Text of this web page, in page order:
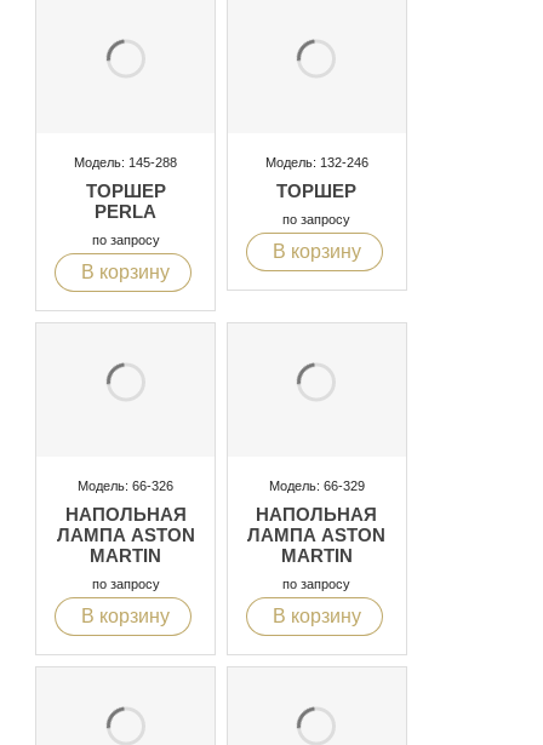
Модель: 145-288
ТОРШЕР
PERLA
по запросу
В корзину
Модель: 132-246
ТОРШЕР
по запросу
В корзину
Модель: 66-326
НАПОЛЬНАЯ
ЛАМПА ASTON
MARTIN
по запросу
В корзину
Модель: 66-329
НАПОЛЬНАЯ
ЛАМПА ASTON
MARTIN
по запросу
В корзину